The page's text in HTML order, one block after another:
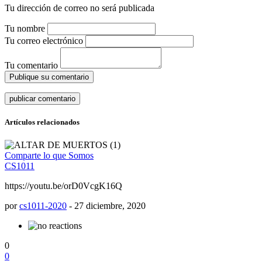
Tu dirección de correo no será publicada
Tu nombre
Tu correo electrónico
Tu comentario
Publique su comentario
Artículos relacionados
Comparte lo que Somos
CS1011
https://youtu.be/orD0VcgK16Q
porcs1011-2020 - 27 diciembre, 2020
0
0